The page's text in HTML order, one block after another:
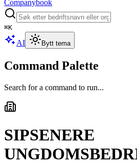
Companybook
⌘K
AI Bytt tema
Command Palette
Search for a command to run...
SIPSENERE